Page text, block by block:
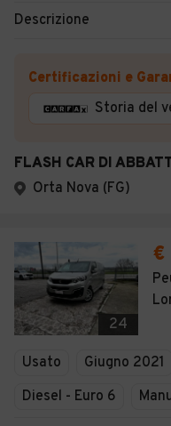
Descrizione
Certificazioni e
Storia del
FLASH CAR DI
Orta Nova (FG)
24
€
Usato Giugno 2021
Diesel - Euro 6